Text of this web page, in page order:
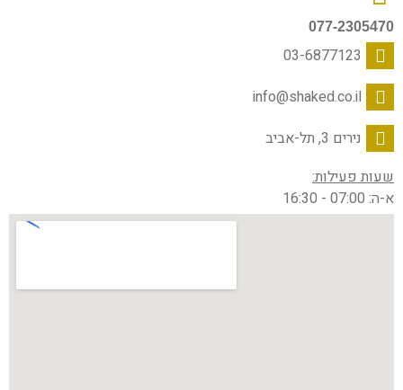
077-2305470
03-6877123
info@shaked.co.il
נירים 3, תל-אביב
שעות פעילות:
א-ה: 07:00 - 16:30